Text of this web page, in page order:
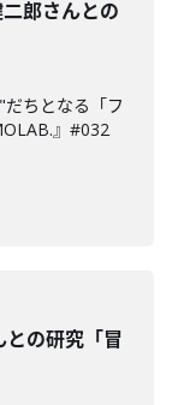
郎さんとの
ちとなる「フ
』#032
の研究「冒